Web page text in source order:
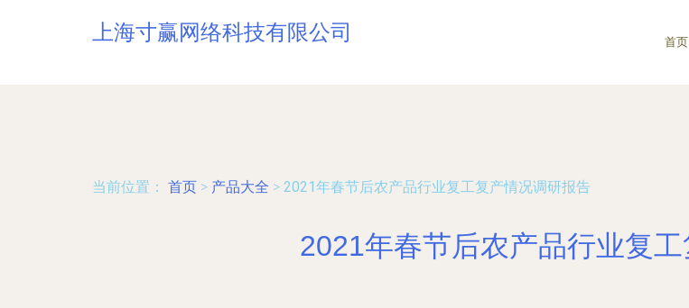
上海寸赢网络科技有限公司 首页
当前位置： 首页 > 产品大全 > 2021年春节后农产品行业复工复产情况调研报告
2021年春节后农产品行业复